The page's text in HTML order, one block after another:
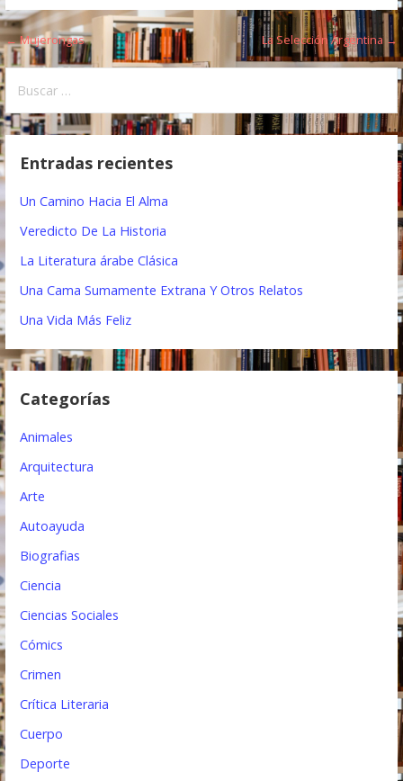
N
a
v
e
a
ó
d
n
← Mujerongas La Selección Argentina →
s
Entradas recientes
Un Camino Hacia El Alma
Veredicto De La Historia
La Literatura árabe Clásica
Una Cama Sumamente Extrana Y Otros Relatos
Una Vida Más Feliz
Categorías
Animales
Arquitectura
Arte
Autoayuda
Biografias
Ciencia
Ciencias Sociales
Cómics
Crimen
Crítica Literaria
Cuerpo
Deporte